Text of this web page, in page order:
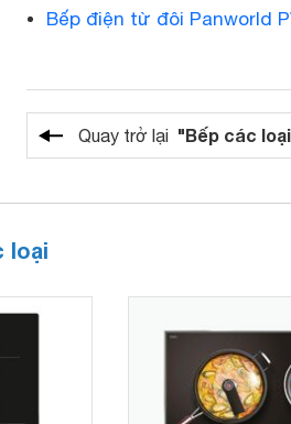
Bếp điện từ đôi Panworld
Quay trở lại "Bếp các
loại